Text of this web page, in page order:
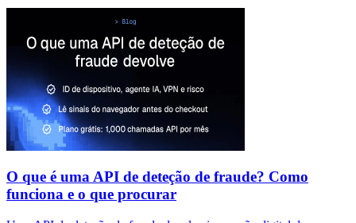
O que é uma API de deteção de fraude? Como
funciona e o que procurar